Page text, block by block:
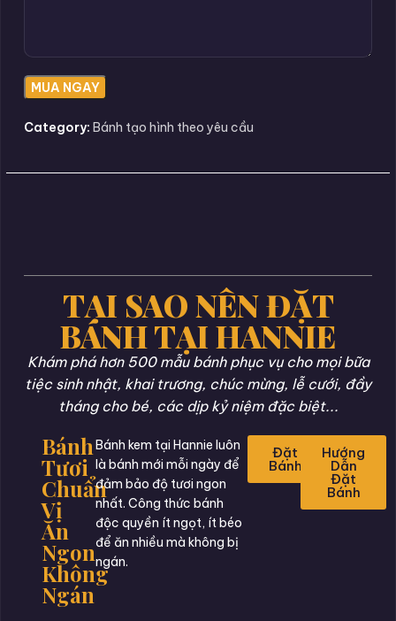
Category: Bánh tạo hình theo yêu cầu
TẠI SAO NÊN ĐẶT
BÁNH TẠI HANNIE
Khám phá hơn 500 mẫu bánh phục vụ cho mọi bữa
tiệc sinh nhật, khai trương, chúc mừng, lễ cưới, đầy
tháng cho bé, các dịp kỷ niệm đặc biệt...
Bánh
Tươi
Chuẩn
Vị
Ăn
Ngon
Không
Ngán
Bánh kem tại Hannie luôn
là bánh mới mỗi ngày để
đảm bảo độ tươi ngon
nhất. Công thức bánh
độc quyền ít ngọt, ít béo
để ăn nhiều mà không bị
ngán.
Đặt
Bánh
Hướng
Dẫn
Đặt
Bánh